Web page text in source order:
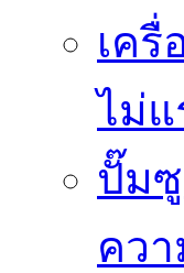
เค
ไม่แ
ปั๊ม
คว